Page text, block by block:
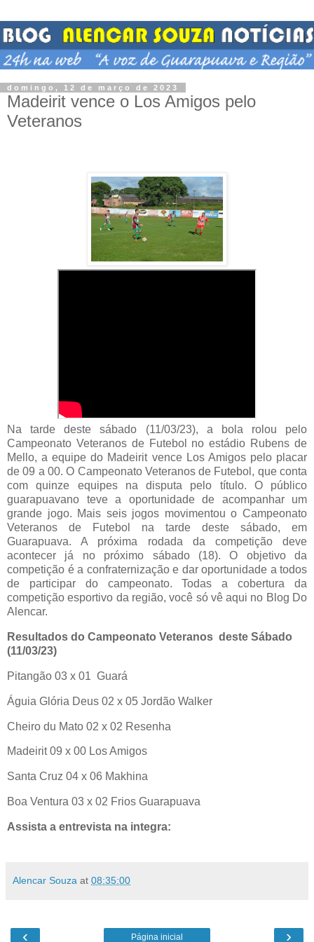
domingo, 12 de março de 2023
Madeirit vence o Los Amigos pelo
Veteranos
Na tarde deste sábado (11/03/23), a bola rolou pelo
Campeonato Veteranos de Futebol no estádio Rubens de
Mello, a equipe do Madeirit vence Los Amigos pelo placar
de 09 a 00. O Campeonato Veteranos de Futebol, que conta
com quinze equipes na disputa pelo título. O público
guarapuavano teve a oportunidade de acompanhar um
grande jogo. Mais seis jogos movimentou o Campeonato
Veteranos de Futebol na tarde deste sábado, em
Guarapuava. A próxima rodada da competição deve
acontecer já no próximo sábado (18). O objetivo da
competição é a confraternização e dar oportunidade a todos
de participar do campeonato. Todas a cobertura da
competição esportivo da região, você só vê aqui no Blog Do
Alencar.
Resultados do Campeonato Veteranos deste Sábado
(11/03/23)
Pitangão 03 x 01 Guará
Águia Glória Deus 02 x 05 Jordão Walker
Cheiro du Mato 02 x 02 Resenha
Madeirit 09 x 00 Los Amigos
Santa Cruz 04 x 06 Makhina
Boa Ventura 03 x 02 Frios Guarapuava
Assista a entrevista na integra:
Alencar Souza at 08:35:00
‹ ›
Página inicial